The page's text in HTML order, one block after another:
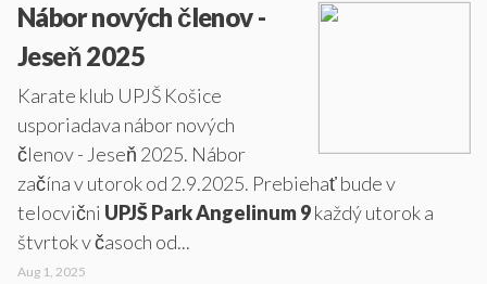
Nábor nových členov -
Jeseň 2025
Karate klub UPJŠ Košice
usporiadava nábor nových
členov - Jeseň 2025. Nábor
začína v utorok od 2.9.2025. Prebiehať bude v
telocvični UPJŠ Park Angelinum 9každý utorok a
štvrtok v časoch od...
Aug 1, 2025